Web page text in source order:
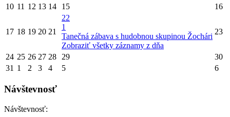
10 11 12 13 14 15 16
17 18 19 20 21
22
1
Tanečná zábava s hudobnou skupinou Žochári
Zobraziť všetky záznamy z dňa
23
24 25 26 27 28 29
30
31 1 2 3 4 5 6
Návštevnosť
Návštevnosť: